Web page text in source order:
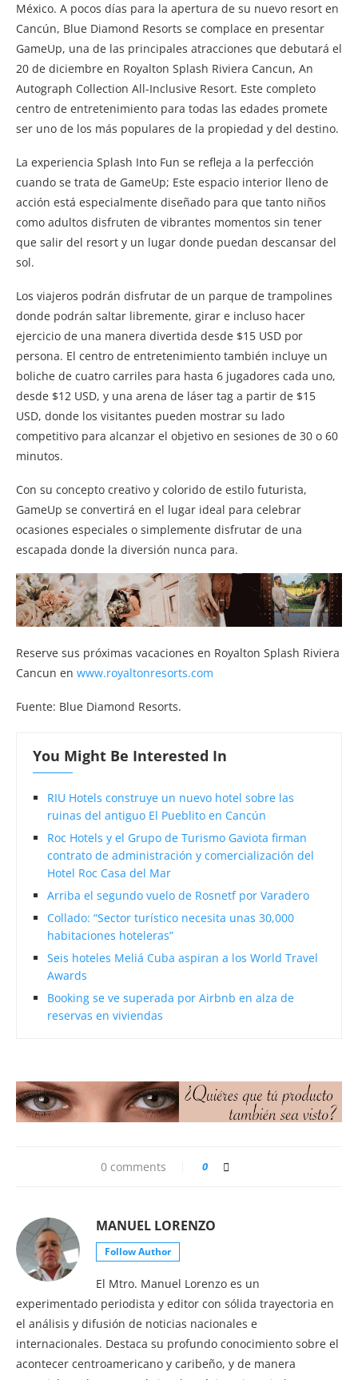
México. A pocos días para la apertura de su nuevo resort en
Cancún, Blue Diamond Resorts se complace en presentar
GameUp, una de las principales atracciones que debutará el
20 de diciembre en Royalton Splash Riviera Cancun, An
Autograph Collection All-Inclusive Resort. Este completo
centro de entretenimiento para todas las edades promete
ser uno de los más populares de la propiedad y del destino.
La experiencia Splash Into Fun se refleja a la perfección
cuando se trata de GameUp; Este espacio interior lleno de
acción está especialmente diseñado para que tanto niños
como adultos disfruten de vibrantes momentos sin tener
que salir del resort y un lugar donde puedan descansar del
sol.
Los viajeros podrán disfrutar de un parque de trampolines
donde podrán saltar libremente, girar e incluso hacer
ejercicio de una manera divertida desde $15 USD por
persona. El centro de entretenimiento también incluye un
boliche de cuatro carriles para hasta 6 jugadores cada uno,
desde $12 USD, y una arena de láser tag a partir de $15
USD, donde los visitantes pueden mostrar su lado
competitivo para alcanzar el objetivo en sesiones de 30 o 60
minutos.
Con su concepto creativo y colorido de estilo futurista,
GameUp se convertirá en el lugar ideal para celebrar
ocasiones especiales o simplemente disfrutar de una
escapada donde la diversión nunca para.
Reserve sus próximas vacaciones en Royalton Splash Riviera
Cancun en www.royaltonresorts.com
Fuente: Blue Diamond Resorts.
You Might Be Interested In
RIU Hotels construye un nuevo hotel sobre las
ruinas del antiguo El Pueblito en Cancún
Roc Hotels y el Grupo de Turismo Gaviota firman
contrato de administración y comercialización del
Hotel Roc Casa del Mar
Arriba el segundo vuelo de Rosnetf por Varadero
Collado: “Sector turístico necesita unas 30,000
habitaciones hoteleras”
Seis hoteles Meliá Cuba aspiran a los World Travel
Awards
Booking se ve superada por Airbnb en alza de
reservas en viviendas
0 comments 0
MANUEL LORENZO
Follow Author
El Mtro. Manuel Lorenzo es un
experimentado periodista y editor con sólida trayectoria en
el análisis y difusión de noticias nacionales e
internacionales. Destaca su profundo conocimiento sobre el
acontecer centroamericano y caribeño, y de manera